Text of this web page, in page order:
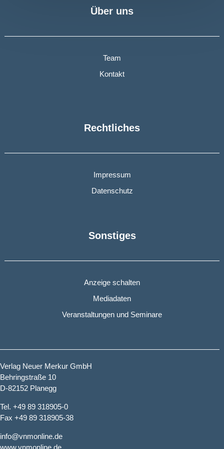
Über uns
Team
Kontakt
Rechtliches
Impressum
Datenschutz
Sonstiges
Anzeige schalten
Mediadaten
Veranstaltungen und Seminare
Verlag Neuer Merkur GmbH
Behringstraße 10
D-82152 Planegg
Tel. +49 89 318905-0
Fax +49 89 318905-38
info@vnmonline.de
www.vnmonline.de